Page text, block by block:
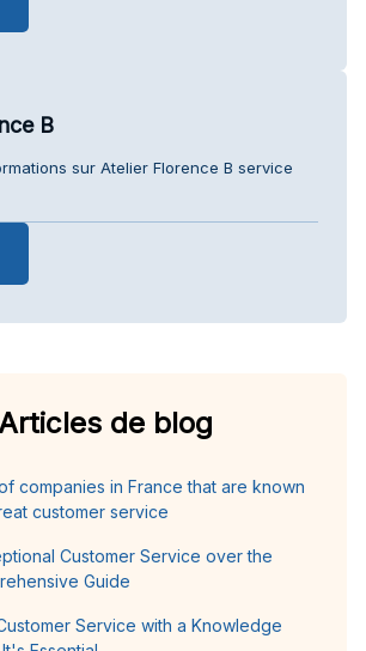
B
sur Atelier Florence B service
Articles de blog
companies in France that are known
customer service
Customer Service over the
Guide
Service with a Knowledge